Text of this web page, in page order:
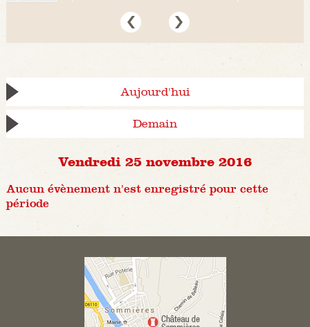
Aujourd'hui
Demain
Vendredi 25 novembre 2016
Aucun évènement n'est enregistré pour cette
période